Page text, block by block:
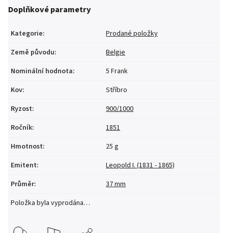
Doplňkové parametry
Kategorie:
Prodané položky
Země původu:
Belgie
Nominální hodnota:
5 Frank
Kov:
Stříbro
Ryzost:
900/1000
Ročník:
1851
Hmotnost:
25 g
Emitent:
Leopold I. (1831 - 1865)
Průměr:
37 mm
Položka byla vyprodána…